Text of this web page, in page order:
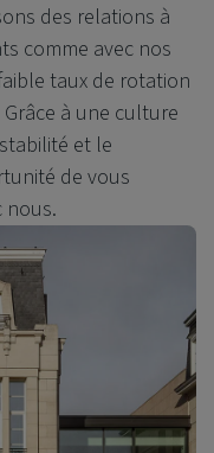
des relations à
comme avec nos
taux de rotation
à une culture
et le
de vous
nous.